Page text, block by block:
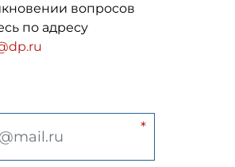
вопросов
по адресу